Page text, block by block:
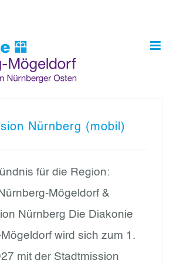
Nürnberg (mobil)
für die Region:
Mögeldorf &
Nürnberg Die Diakonie
wird sich zum 1.
mit der Stadtmission